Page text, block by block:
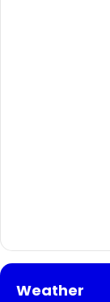
Weather